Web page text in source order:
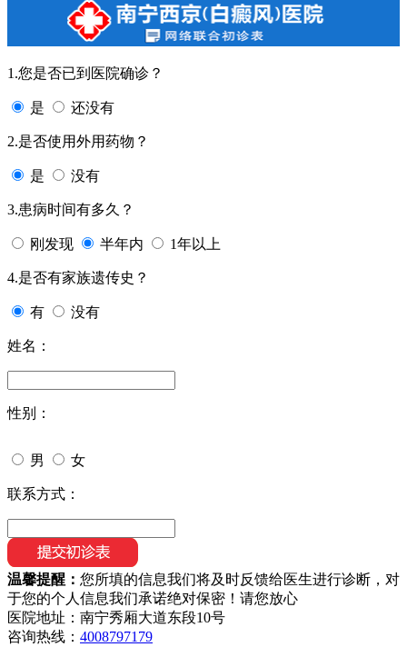
1.您是否已到医院确诊？
是 还没有
2.是否使用外用药物？
是 没有
3.患病时间有多久？
刚发现 半年内 1年以上
4.是否有家族遗传史？
有 没有
姓名：
性别：
男 女
联系方式：
温馨提醒： 您所填的信息我们将及时反馈给医生进行诊断，对
于您的个人信息我们承诺绝对保密！请您放心
医院地址：南宁秀厢大道东段10号
咨询热线： 4008797179